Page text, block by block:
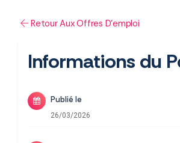
Retour Aux Offres D'emploi
Informations du
Publié le
26/03/2026